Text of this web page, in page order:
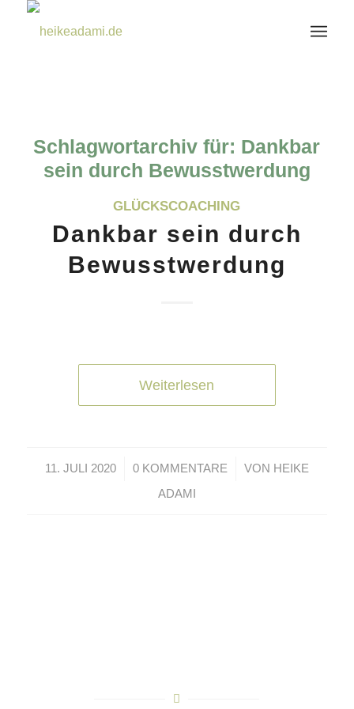
Schlagwortarchiv für: Dankbar
sein durch Bewusstwerdung
GLÜCKSCOACHING
Dankbar sein durch
Bewusstwerdung
Weiterlesen
11. JULI 2020
/ 0 KOMMENTARE
/ VON HEIKE
ADAMI